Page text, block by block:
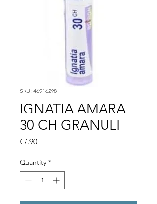
SKU: 46916298
IGNATIA AMARA
30 CH GRANULI
€7.90Price
Quantity *